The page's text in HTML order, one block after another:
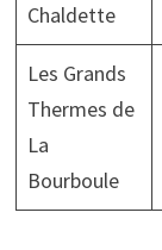
Chaldette
Les Grands
Thermes de
La
Bourboule